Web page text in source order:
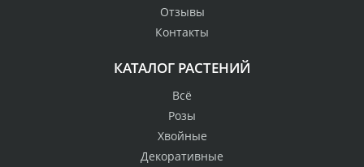
Отзывы
Контакты
КАТАЛОГ РАСТЕНИЙ
Всё
Розы
Хвойные
Декоративные